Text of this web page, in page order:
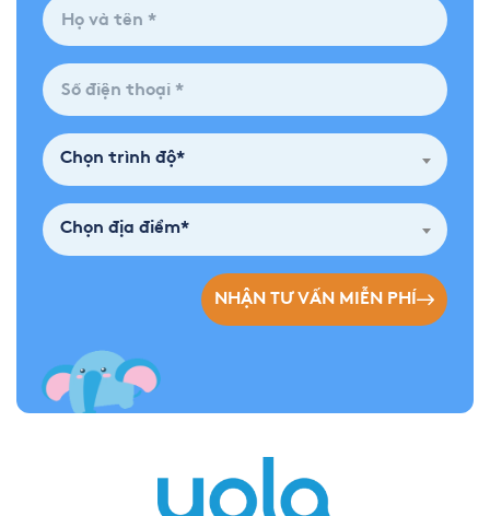
Chọn trình độ*
Chọn địa điểm*
NHẬN TƯ VẤN MIỄN PHÍ